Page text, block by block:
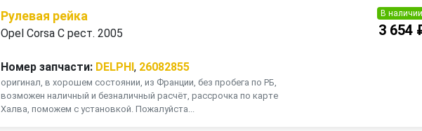
Рулевая рейка
Opel Corsa C рест. 2005
Номер запчасти: DELPHI, 26082855
оригинал, в хорошем состоянии, из Франции, без пробега по РБ,
возможен наличный и безналичный расчёт, рассрочка по карте
Халва, поможем с установкой. Пожалуйста...
В наличии
3 654